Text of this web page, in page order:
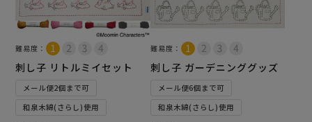
難易度：
刺し子 リトルミイセット
メール便2個まで可
和泉木綿(さらし)使用
難易度：
刺し子 ガーデニンググッズ
メール便6個まで可
和泉木綿(さらし)使用